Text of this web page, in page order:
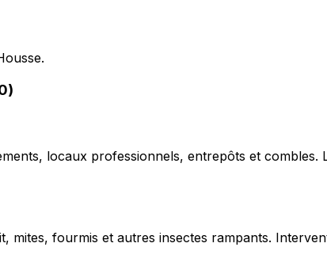
locaux professionnels, entrepôts et combles.
mites, fourmis et autres insectes rampants.